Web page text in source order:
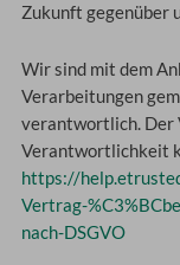
Zukunft gegenüber
Wir sind mit dem
Verarbeitungen
verantwortlich. Der
Verantwortlichkeit
https://
Vertrag-
nach-DSGVO